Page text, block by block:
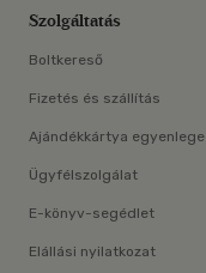
Szolgáltatás
Boltkereső
Fizetés és szállítás
Ajándékkártya egyenlege
Ügyfélszolgálat
E-könyv-segédlet
Elállási nyilatkozat